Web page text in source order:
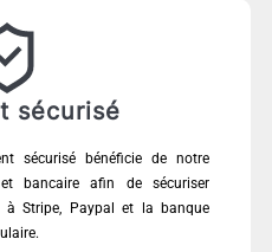
sécurisé
sécurisé bénéficie de notre
bancaire afin de sécuriser
Stripe, Paypal et la banque